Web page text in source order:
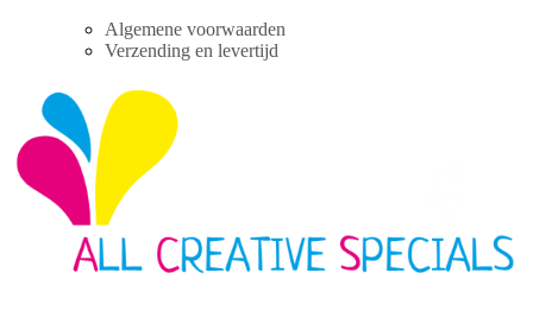
Algemene voorwaarden
Verzending en levertijd